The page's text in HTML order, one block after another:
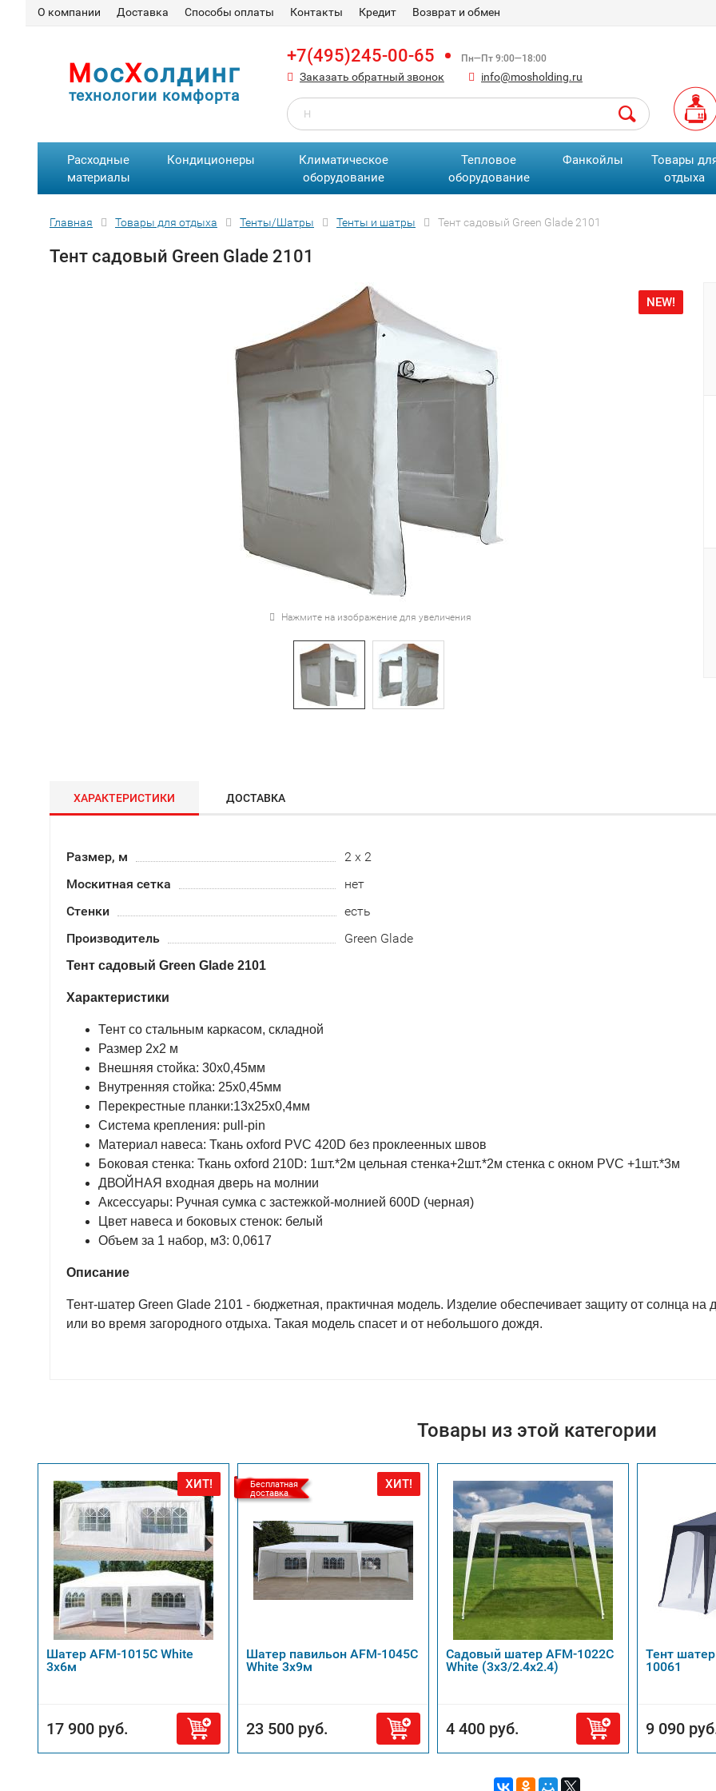
О компании Доставка Способы оплаты Контакты Кредит Возврат и обмен
МосХолдинг
технологии комфорта
+7(495)245-00-65 Пн—Пт 9:00—18:00
Заказать обратный звонок info@mosholding.ru
Расходные
материалы
Кондиционеры
Климатическое
оборудование
Тепловое
оборудование
Фанкойлы
Товары
отдыха
Главная Товары для отдыха Тенты/Шатры Тенты и шатры Тент садовый Green Glade 2101
Тент садовый Green Glade 2101
Нажмите на изображение для увеличения
NEW!
ХАРАКТЕРИСТИКИ ДОСТАВКА
Размер, м
2 х 2
Москитная сетка
нет
Стенки
есть
Производитель
Green Glade
Тент садовый Green Glade 2101
Характеристики
Тент со стальным каркасом, складной
Размер 2х2 м
Внешняя стойка: 30x0,45мм
Внутренняя стойка: 25x0,45мм
Перекрестные планки:13x25x0,4мм
Система крепления: pull-pin
Материал навеса: Ткань oxford PVC 420D без проклеенных швов
Боковая стенка: Ткань oxford 210D: 1шт.*2м цельная стенка+2шт.*2м стенка с окном PVC +1шт.*3м
ДВОЙНАЯ входная дверь на молнии
Аксессуары: Ручная сумка с застежкой-молнией 600D (черная)
Цвет навеса и боковых стенок: белый
Объем за 1 набор, м3: 0,0617
Описание
Тент-шатер Green Glade 2101 - бюджетная, практичная модель. Изделие обеспечивает защиту от солнца на
или во время загородного отдыха. Такая модель спасет и от небольшого дождя.
Товары из этой категории
ХИТ!
Шатер AFM-1015C White
3x6м
17 900 руб.
Бесплатная
доставка
ХИТ!
Шатер павильон AFM-1045C
White 3x9м
23 500 руб.
Садовый шатер AFM-1022C
White (3х3/2.4х2.4)
4 400 руб.
Тент
10061
9 090